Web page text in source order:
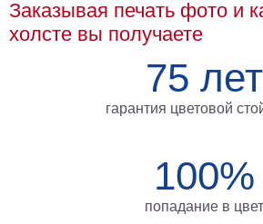
Мотивирующие
Города
Заказывая печать фото и
холсте вы получаете
75 лет
гарантия цветовой
100%
попадание в цвет